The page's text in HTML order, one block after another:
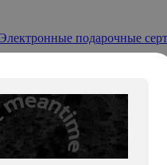
Электронные подарочные